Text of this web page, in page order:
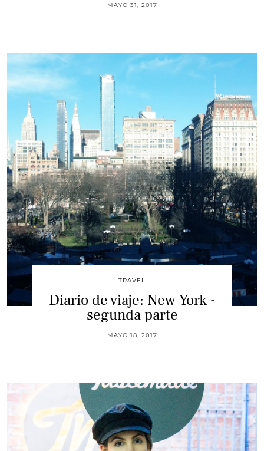
MAYO 31, 2017
TRAVEL
Diario de viaje: New York -
segunda parte
MAYO 18, 2017